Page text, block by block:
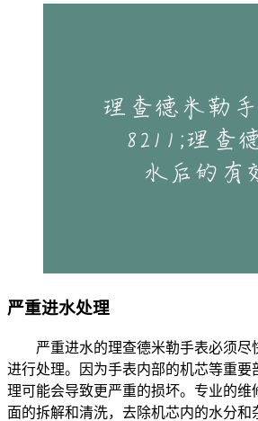
严重进水处理
严重进水的理查德米勒手表必须尽
进行处理。因为手表内部的机芯等重要
理可能会导致更严重的损坏。专业的维
面的拆解和清洗，去除机芯内的水分和